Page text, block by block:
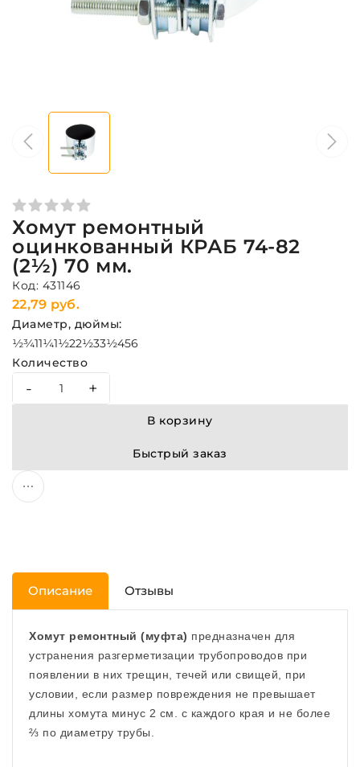
Хомут ремонтный
оцинкованный КРАБ 74-82
(2½) 70 мм.
Код: 431146
22,79 руб.
Диаметр, дюймы:
½¾11¼1½22½33½456
Количество
- +
В корзину
Быстрый заказ
Описание Отзывы
Хомут ремонтный (муфта) предназначен для
устранения разгерметизации трубопроводов при
появлении в них трещин, течей или свищей, при
условии, если размер повреждения не превышает
длины хомута минус 2 см. с каждого края и не более
⅔ по диаметру трубы.